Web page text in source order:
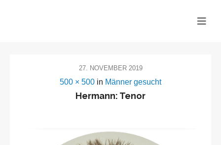
27. NOVEMBER 2019
500 × 500 in Männer gesucht
Hermann: Tenor